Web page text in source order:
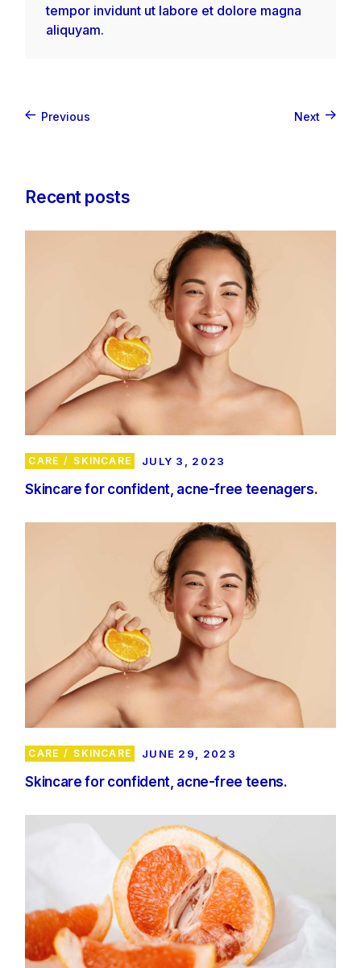
tempor invidunt ut labore et dolore magna
aliquyam.
Previous Next
Recent posts
CARE SKINCARE JULY 3, 2023
Skincare for confident, acne-free teenagers.
CARE SKINCARE JUNE 29, 2023
Skincare for confident, acne-free teens.